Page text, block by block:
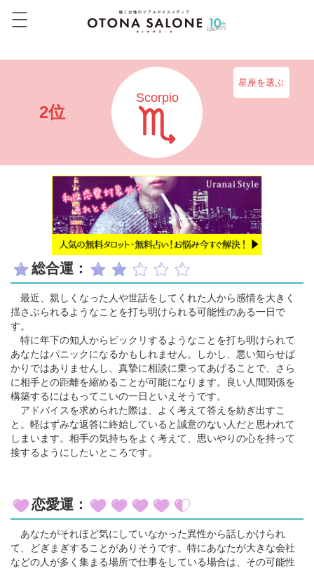
2位
Scorpio
星座を選ぶ
総合運：
最近、親しくなった人や世話をしてくれた人から感情を大きく
揺さぶられるようなことを打ち明けられる可能性のある一日で
す。
特に年下の知人からビックリするようなことを打ち明けられて
あなたはパニックになるかもしれません。しかし、悪い知らせば
かりではありませんし、真摯に相談に乗ってあげることで、さら
に相手との距離を縮めることが可能になります。良い人間関係を
構築するにはもってこいの一日といえそうです。
アドバイスを求められた際は、よく考えて答えを紡ぎ出すこ
と。軽はずみな返答に終始していると誠意のない人だと思われて
しまいます。相手の気持ちをよく考えて、思いやりの心を持って
接するようにしたいところです。
恋愛運：
あなたがそれほど気にしていなかった異性から話しかけられ
て、どぎまぎすることがありそうです。特にあなたが大きな会社
などの人が多く集まる場所で仕事をしている場合は、その可能性